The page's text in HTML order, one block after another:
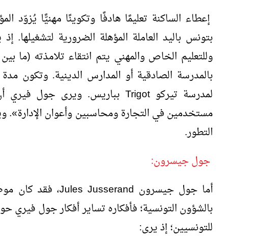
إعطاء الساكنة تعليمًا هادفًا وتكوينًا مهنيًّا
بتونس باليد العاملة المؤهلة الضرورية
لمدرسة تيركوTrigot بباريس. ويرى جول فيري
مستخدمين في التجارة ومحاسبين وأعوان الإدارة»
.
التطور.
جول جيسرون:
أما جول جيسرون Jules Jusserand، فقد كان
بالشؤون التونسية؛ فأفكاره تساير أفكار جول فيري
للتونسيين؛ إذ يرى: